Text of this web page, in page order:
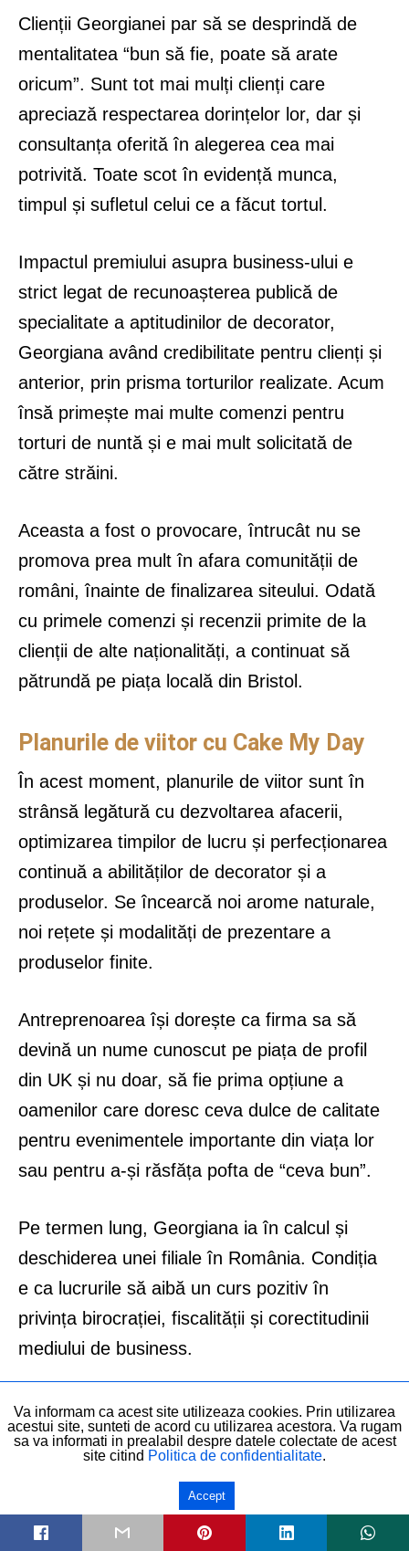
Clienții Georgianei par să se desprindă de
mentalitatea “bun să fie, poate să arate
oricum”. Sunt tot mai mulți clienți care
apreciază respectarea dorințelor lor, dar și
consultanța oferită în alegerea cea mai
potrivită. Toate scot în evidență munca,
timpul și sufletul celui ce a făcut tortul.
Impactul premiului asupra business-ului e
strict legat de recunoașterea publică de
specialitate a aptitudinilor de decorator,
Georgiana având credibilitate pentru clienți și
anterior, prin prisma torturilor realizate. Acum
însă primește mai multe comenzi pentru
torturi de nuntă și e mai mult solicitată de
către străini.
Aceasta a fost o provocare, întrucât nu se
promova prea mult în afara comunității de
români, înainte de finalizarea siteului. Odată
cu primele comenzi și recenzii primite de la
clienții de alte naționalități, a continuat să
pătrundă pe piața locală din Bristol.
Planurile de viitor cu Cake My Day
În acest moment, planurile de viitor sunt în
strânsă legătură cu dezvoltarea afacerii,
optimizarea timpilor de lucru și perfecționarea
continuă a abilităților de decorator și a
produselor. Se încearcă noi arome naturale,
noi rețete și modalități de prezentare a
produselor finite.
Antreprenoarea își dorește ca firma sa să
devină un nume cunoscut pe piața de profil
din UK și nu doar, să fie prima opțiune a
oamenilor care doresc ceva dulce de calitate
pentru evenimentele importante din viața lor
sau pentru a-și răsfăța pofta de “ceva bun”.
Pe termen lung, Georgiana ia în calcul și
deschiderea unei filiale în România. Condiția
e ca lucrurile să aibă un curs pozitiv în
privința birocrației, fiscalității și corectitudinii
mediului de business.
Georgiana Tămaș, nominalizată la
premiile MTM 2018
În această perioadă, Georgiana Tămaș este
în așteptarea rezultatelor finale ale
Va informam ca acest site utilizeaza cookies. Prin utilizarea
acestui site, sunteti de acord cu utilizarea acestora. Va rugam
sa va informati in prealabil despre datele colectate de acest
site citind Politica de confidentialitate.
Accept